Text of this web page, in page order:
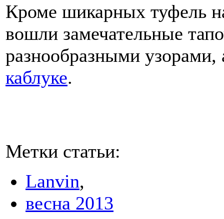
Кроме шикарных туфель
вошли замечательные
разнообразными
каблуке.
Метки статьи:
Lanvin,
весна 2013